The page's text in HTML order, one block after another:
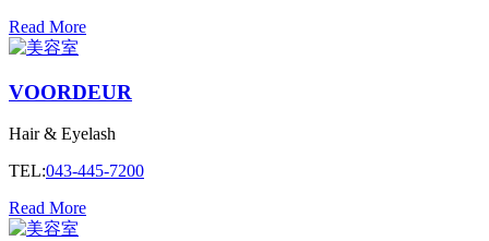
Read More
VOORDEUR
Hair & Eyelash
TEL:043-445-7200
Read More